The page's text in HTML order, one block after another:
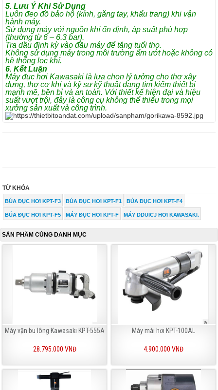
5. Lưu Ý Khi Sử Dụng
Luôn đeo đồ bảo hộ (kính, găng tay, khẩu trang) khi vận
hành máy.
Sử dụng máy với nguồn khí ổn định, áp suất phù hợp
(thường từ 6 – 6.3 bar).
Tra dầu định kỳ vào đầu máy để tăng tuổi thọ.
Không sử dụng máy trong môi trường ẩm ướt hoặc không có
hệ thống lọc khí.
6. Kết Luận
Máy đục hơi Kawasaki là lựa chọn lý tưởng cho thợ xây
dựng, thợ cơ khí và kỹ sư kỹ thuật đang tìm kiếm thiết bị
mạnh mẽ, bền bỉ và an toàn. Với thiết kế hiện đại và hiệu
suất vượt trội, đây là công cụ không thể thiếu trong mọi
xưởng sản xuất và công trình.
TỪ KHÓA
BÚA ĐỤC HƠI KPT-F3 BÚA ĐỤC HƠI KPT-F1 BÚA ĐỤC HƠI KPT-F4
BÚA ĐỤC HƠI KPT-F5 MÁY ĐỤC HƠI KPT-F MÁY DDUICJ HƠI KAWASAKI.
SẢN PHẨM CÙNG DANH MỤC
Máy vặn bu lông Kawasaki KPT-555A
28.795.000 VNĐ
Máy mài hơi KPT-100AL
4.900.000 VNĐ